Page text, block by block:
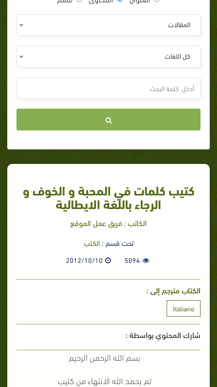
المقالات
كل اللغات
كتيب كلمات في المحبة و الخوف و
الرجاء باللغة الايطالية
الكاتب : فريق عمل الموقع
تحت قسم :الكتب
5094
2012/10/10
الكتاب مترجم إلى :
Italiano
شارك المحتوي بواسطة :
بسم الله الرحمن الرحيم
تم بحمد الله الانتهاء من كتيب